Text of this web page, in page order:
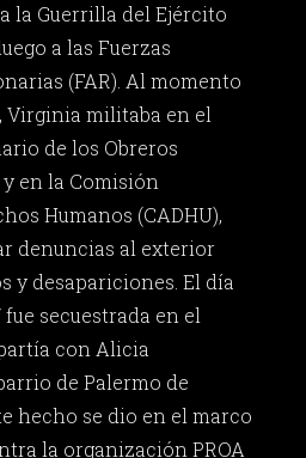
la Guerrilla del Ejército
a las Fuerzas
(FAR). Al momento
Virginia militaba en el
de los Obreros
en la Comisión
Humanos (CADHU),
denuncias al exterior
y desapariciones. El día
fue secuestrada en el
con Alicia
de Palermo de
hecho se dio en el marco
la organización PROA